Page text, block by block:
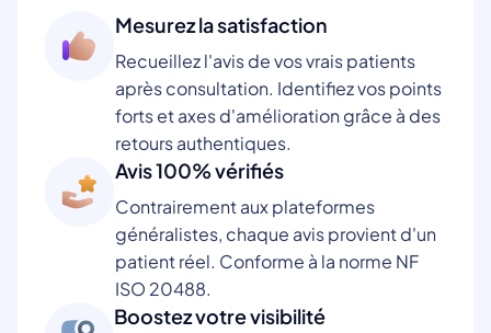
Mesurez la satisfaction
Recueillez l'avis de vos vrais patients
après consultation. Identifiez vos points
forts et axes d'amélioration grâce à des
retours authentiques.
Avis 100% vérifiés
Contrairement aux plateformes
généralistes, chaque avis provient d'un
patient réel. Conforme à la norme NF
ISO 20488.
Boostez votre visibilité